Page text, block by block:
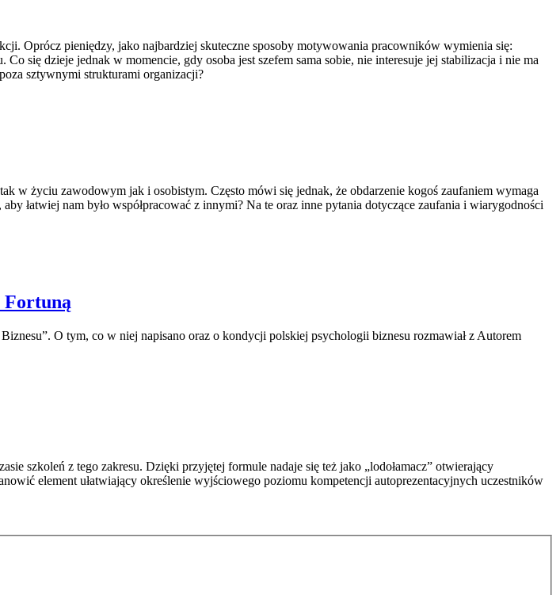
Oprócz pieniędzy, jako najbardziej skuteczne sposoby motywowania pracowników wymienia się:
się dzieje jednak w momencie, gdy osoba jest szefem sama sobie, nie interesuje jej stabilizacja i nie ma
sztywnymi strukturami organizacji?
w życiu zawodowym jak i osobistym. Często mówi się jednak, że obdarzenie kogoś zaufaniem wymaga
łatwiej nam było współpracować z innymi? Na te oraz inne pytania dotyczące zaufania i wiarygodności
Fortuną
O tym, co w niej napisano oraz o kondycji polskiej psychologii biznesu rozmawiał z Autorem
szkoleń z tego zakresu. Dzięki przyjętej formule nadaje się też jako „lodołamacz” otwierający
element ułatwiający określenie wyjściowego poziomu kompetencji autoprezentacyjnych uczestników